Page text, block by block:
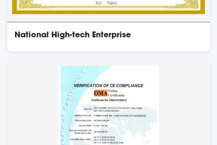
National High-tech Enterprise